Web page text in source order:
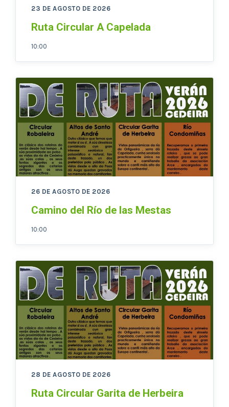
23 DE AGOSTO DE 2026
Ruta Circular A Capelada
10:00
26 DE AGOSTO DE 2026
Camino del Río de las Mestas
10:00
28 DE AGOSTO DE 2026
Ruta Circular Garita de Herbeira